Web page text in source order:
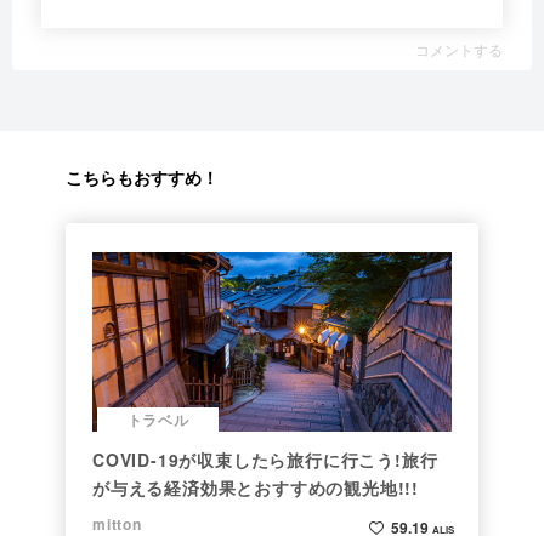
コメントする
こちらもおすすめ！
トラベル
COVID-19が収束したら旅行に行こう!旅行
が与える経済効果とおすすめの観光地!!!
mitton
59.19 ALIS